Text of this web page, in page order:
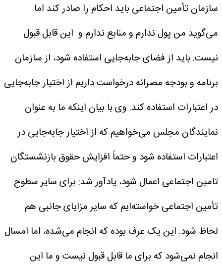
سازمان تأمین اجتماعی باید احکام را صادر کند اما
می‌گوید من پول ندارم و منابع ندارم و این قابل قبول
نیست. باید از فضای جابه‌جایی استفاده شود، از سازمان
برنامه و بودجه مصرانه درخواست داریم از اختیار جابه‌جایی
در اعتبارات استفاده کند. وی با بیان اینکه ما به عنوان
نمایندگان مجلس می‌خواهیم که از اختیار جابه‌جایی در
اعتبارات استفاده شود و حتماً افزایش حقوق بازنشستگان
تامین اجتماعی اعمال شود، یادآور شد: برای سایر سطوح
تأمین اجتماعی خواسته‌ایم که سایر مزایای جانبی هم
لحاظ شود. این یک عرف بوده که انجام می‌شده، اما امسال
انجام نمی‌شود که برای ما قابل قبول نیست و ما این